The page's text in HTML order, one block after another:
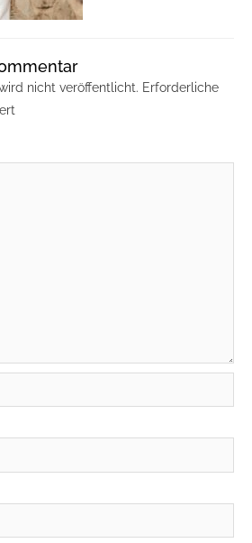
nicht veröffentlicht. Erforderliche